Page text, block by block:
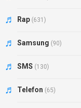
Rap (631)
Samsung (90)
SMS (130)
Telefon (65)